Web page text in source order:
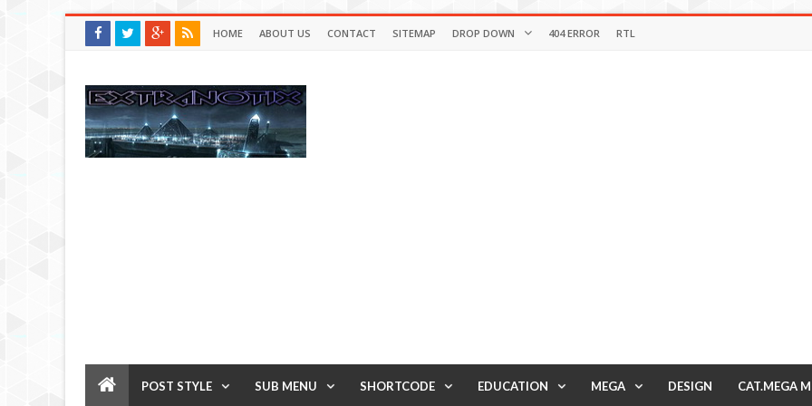
HOME ABOUT US CONTACT SITEMAP DROP DOWN 404 ERROR RTL
POST STYLE SUB MENU SHORTCODE EDUCATION MEGA DESIGN CAT.MEGA